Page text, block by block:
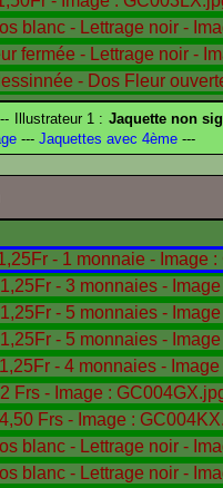
Illustrateur 1 : Jaquette non
--- Jaquettes avec 4ème ---